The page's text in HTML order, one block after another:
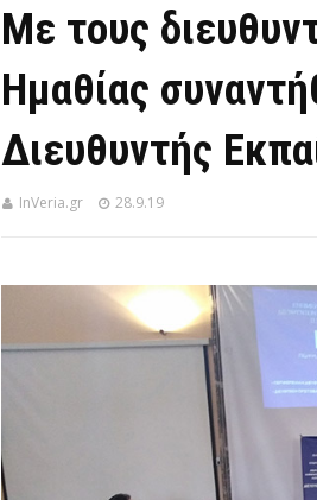
Με τους
Ημαθίας
Διευθυντής
InVeria.gr 28.9.19